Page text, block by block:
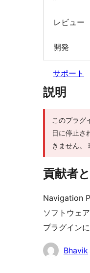
レビュー
開発
サポート
説明
このプラグ
日に停止さ
きません。
貢献者
Navigation
ソフトウェ
プラグイン
貢
Bhavik